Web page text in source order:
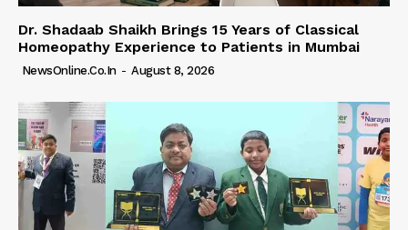
Dr. Shadaab Shaikh Brings 15 Years of Classical
Homeopathy Experience to Patients in Mumbai
NewsOnline.co.in - August 8, 2026